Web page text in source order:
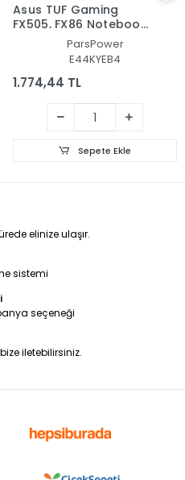
Asus TUF Gaming
FX505, FX86 Notebook
Alt Kasa - Laptop
ParsPower
E44KYEB4
1.774,44 TL
Sepete Ekle
elinize ulaşır.
sistemi
seçeneği
iletebilirsiniz.